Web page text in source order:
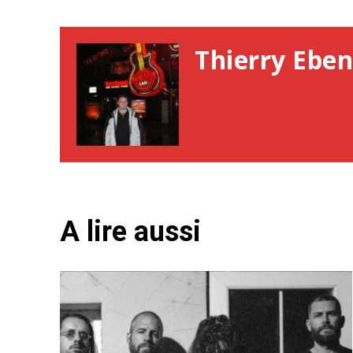
Thierry
A lire aussi